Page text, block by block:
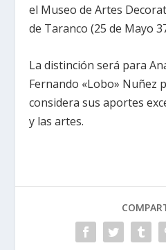
el Museo de Artes
de Taranco (25 de Mayo
La distinción será para
Fernando «Lobo» Nuñez
considera sus aportes
y las artes.